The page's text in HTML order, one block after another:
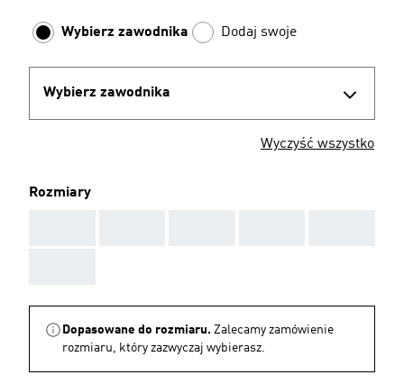
Wybierz zawodnika Dodaj swoje
Wybierz zawodnika
Wyczyść wszystko
Rozmiary
Dopasowane do rozmiaru. Zalecamy zamówienie
rozmiaru, który zazwyczaj wybierasz.